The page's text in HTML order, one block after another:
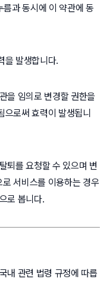
과 동시에 이 약관에 동
을 발생합니다.
을 임의로 변경할 권한을
로써 효력이 발생됩니
퇴를 요청할 수 있으며 변
서비스를 이용하는 경우
로 봅니다.
내 관련 법령 규정에 따릅